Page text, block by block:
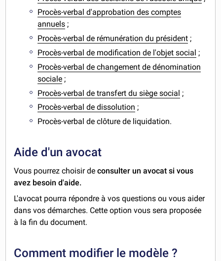
Procès-verbal d'approbation des comptes
annuels ;
Procès-verbal de rémunération du président ;
Procès-verbal de modification de l'objet social ;
Procès-verbal de changement de dénomination
sociale ;
Procès-verbal de transfert du siège social ;
Procès-verbal de dissolution ;
Procès-verbal de clôture de liquidation.
Aide d'un avocat
Vous pourrez choisir deconsulter un avocat si vous
avez besoin d'aide.
L'avocat pourra répondre à vos questions ou vous aider
dans vos démarches. Cette option vous sera proposée
à la fin du document.
Comment modifier le modèle ?